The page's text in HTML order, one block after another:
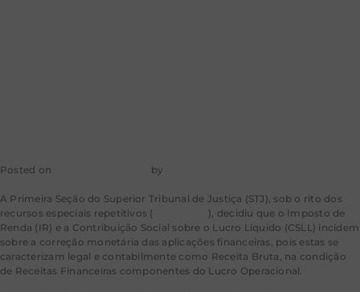
Posted on by
A Primeira Seção do Superior Tribunal de Justiça (STJ), sob o rito dos
recursos especiais repetitivos (
), decidiu que o Imposto de
Renda (IR) e a Contribuição Social sobre o Lucro Líquido (CSLL) incidem
sobre a correção monetária das aplicações financeiras, pois estas se
caracterizam legal e contabilmente como Receita Bruta, na condição
de Receitas Financeiras componentes do Lucro Operacional.